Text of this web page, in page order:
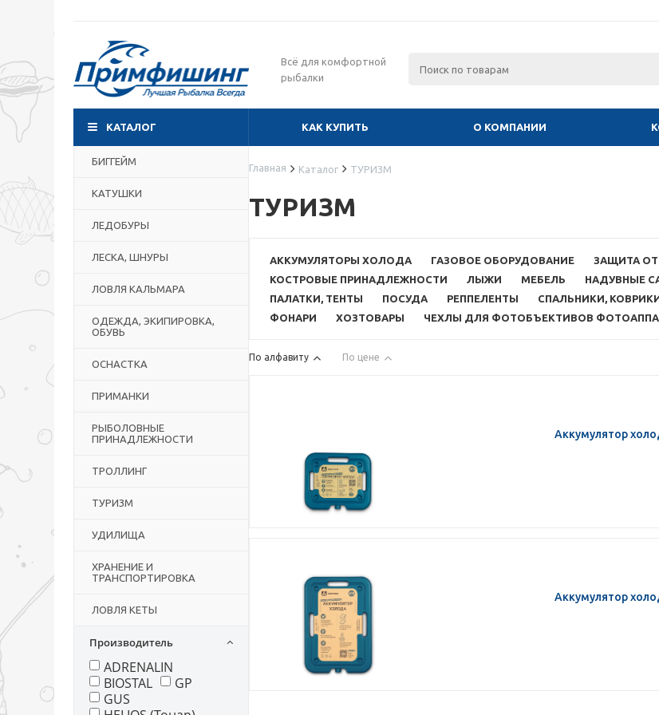
Всё для комфортной
рыбалки
КАТАЛОГ КАК КУПИТЬ О КОМПАНИИ
БИГГЕЙМ
КАТУШКИ
ЛЕДОБУРЫ
ЛЕСКА, ШНУРЫ
ЛОВЛЯ КАЛЬМАРА
ОДЕЖДА, ЭКИПИРОВКА,
ОБУВЬ
ОСНАСТКА
ПРИМАНКИ
РЫБОЛОВНЫЕ
ПРИНАДЛЕЖНОСТИ
ТРОЛЛИНГ
ТУРИЗМ
УДИЛИЩА
ХРАНЕНИЕ И
ТРАНСПОРТИРОВКА
ЛОВЛЯ КЕТЫ
Производитель
ADRENALIN
BIOSTAL
GP
GUS
Главная Каталог ТУРИЗМ
ТУРИЗМ
АККУМУЛЯТОРЫ ХОЛОДА ГАЗОВОЕ ОБОРУДОВАНИЕ ЗАЩИТА
КОСТРОВЫЕ ПРИНАДЛЕЖНОСТИ
ЛЫЖИ МЕБЕЛЬ НАДУВНЫЕ
ПАЛАТКИ, ТЕНТЫ
ПОСУДА РЕППЕЛЕНТЫ СПАЛЬНИКИ,
ФОНАРИ
ХОЗТОВАРЫ ЧЕХЛЫ ДЛЯ ФОТОБЪЕКТИВОВ
По алфавиту По цене
Аккумулятор
Аккумулятор